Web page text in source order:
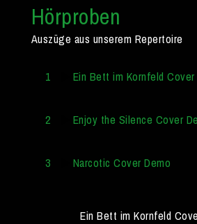
Hörproben
Auszüge aus unserem Repertoire
1 Ein Bett im Kornfeld Cover
2 Enjoy the Silence Cover
3 Narcotic Cover Demo
Ein Bett im Kornfeld